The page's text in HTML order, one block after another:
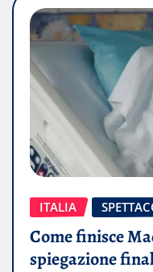
ITALIA
Come finisce
spiegazione